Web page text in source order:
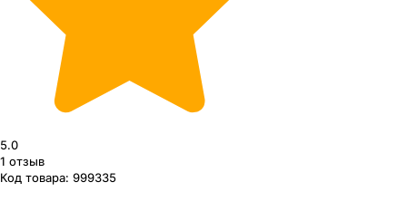
5.0
1 отзыв
Код товара: 999335